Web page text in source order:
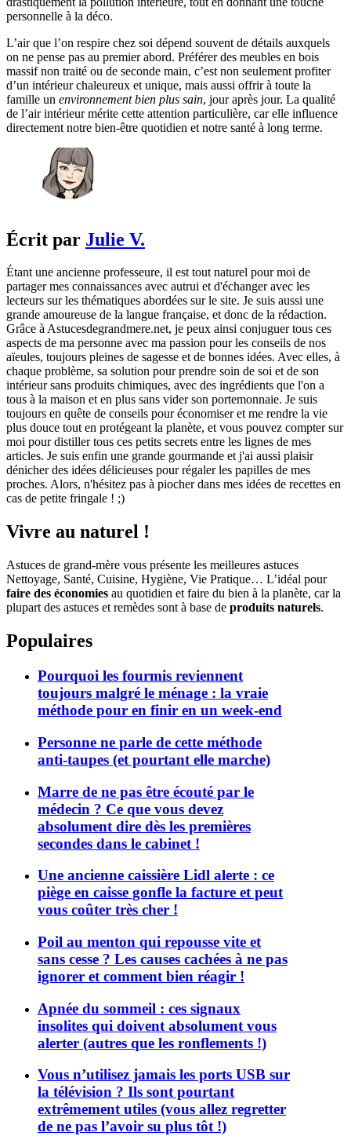
personnelle à la déco.
L’air que l’on respire chez soi dépend souvent de détails auxquels
on ne pense pas au premier abord. Préférer des meubles en bois
massif non traité ou de seconde main, c’est non seulement profiter
d’un intérieur chaleureux et unique, mais aussi offrir à toute la
famille un environnement bien plus sain, jour après jour. La qualité
de l’air intérieur mérite cette attention particulière, car elle influence
directement notre bien-être quotidien et notre santé à long terme.
Écrit par Julie V.
Étant une ancienne professeure, il est tout naturel pour moi de
partager mes connaissances avec autrui et d'échanger avec les
lecteurs sur les thématiques abordées sur le site. Je suis aussi une
grande amoureuse de la langue française, et donc de la rédaction.
Grâce à Astucesdegrandmere.net, je peux ainsi conjuguer tous ces
aspects de ma personne avec ma passion pour les conseils de nos
aïeules, toujours pleines de sagesse et de bonnes idées. Avec elles, à
chaque problème, sa solution pour prendre soin de soi et de son
intérieur sans produits chimiques, avec des ingrédients que l'on a
tous à la maison et en plus sans vider son portemonnaie. Je suis
toujours en quête de conseils pour économiser et me rendre la vie
plus douce tout en protégeant la planète, et vous pouvez compter sur
moi pour distiller tous ces petits secrets entre les lignes de mes
articles. Je suis enfin une grande gourmande et j'ai aussi plaisir
dénicher des idées délicieuses pour régaler les papilles de mes
proches. Alors, n'hésitez pas à piocher dans mes idées de recettes en
cas de petite fringale ! ;)
Vivre au naturel !
Astuces de grand-mère vous présente les meilleures astuces
Nettoyage, Santé, Cuisine, Hygiène, Vie Pratique… L’idéal pour
faire des économies au quotidien et faire du bien à la planète, car la
plupart des astuces et remèdes sont à base de produits naturels.
Populaires
Pourquoi les fourmis reviennent
toujours malgré le ménage : la vraie
méthode pour en finir en un week-end
Personne ne parle de cette méthode
anti-taupes (et pourtant elle marche)
Marre de ne pas être écouté par le
médecin ? Ce que vous devez
absolument dire dès les premières
secondes dans le cabinet !
Une ancienne caissière Lidl alerte : ce
piège en caisse gonfle la facture et peut
vous coûter très cher !
Poil au menton qui repousse vite et
sans cesse ? Les causes cachées à ne pas
ignorer et comment bien réagir !
Apnée du sommeil : ces signaux
insolites qui doivent absolument vous
alerter (autres que les ronflements !)
Vous n’utilisez jamais les ports USB sur
la télévision ? Ils sont pourtant
extrêmement utiles (vous allez regretter
de ne pas l’avoir su plus tôt !)